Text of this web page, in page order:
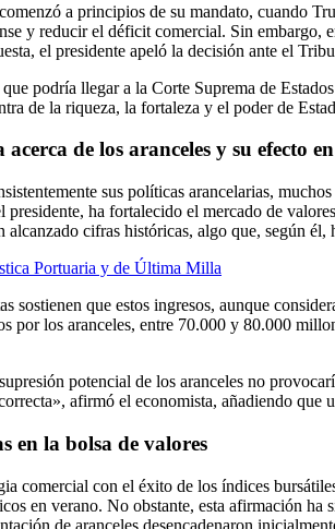
a principios de su mandato, cuando
y reducir el déficit comercial. Sin
el presidente apeló la decisión ante el
podría llegar a la Corte Suprema de
de la riqueza, la fortaleza y el poder de
de los aranceles y su efecto
sus políticas arancelarias,
presidente, ha fortalecido el mercado de
alcanzado cifras históricas, algo que, según
Portuaria y de Última Milla
sostienen que estos ingresos, aunque
por los aranceles, entre 70.000 y 80.000
potencial de los aranceles no
afirmó el economista, añadiendo
en la bolsa de valores
comercial con el éxito de los índices
en verano. No obstante, esta afirmación
de aranceles desencadenaron